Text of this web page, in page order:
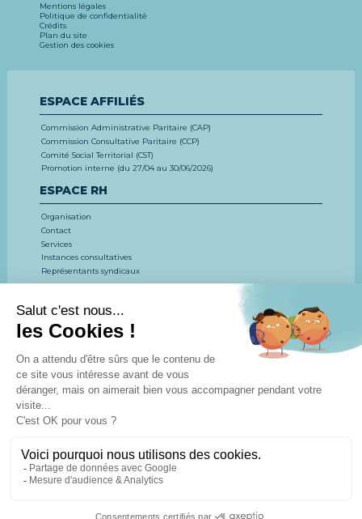
Mentions légales
Politique de confidentialité
Crédits
Plan du site
Gestion des cookies
ESPACE AFFILIÉS
Commission Administrative Paritaire (CAP)
Commission Consultative Paritaire (CCP)
Comité Social Territorial (CST)
Promotion interne (du 27/04 au 30/06/2026)
ESPACE RH
Organisation
Contact
Services
Instances consultatives
Représentants syndicaux
CONCOURS ET EXAMENS
FORMATION
ESPACE DOCUMENTAIRE
Actualités